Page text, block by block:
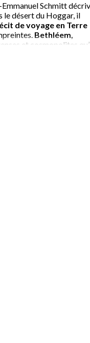
Schmitt
le désert du Hoggar, il
de voyage en Terre
Bethléem,
et cosmopolites
son